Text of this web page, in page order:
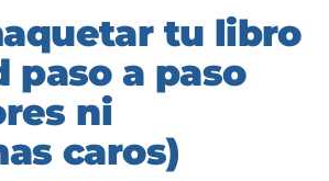
tu libro
paso a paso
ni
caros)